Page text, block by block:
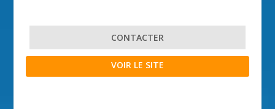
CONTACTER
VOIR LE SITE